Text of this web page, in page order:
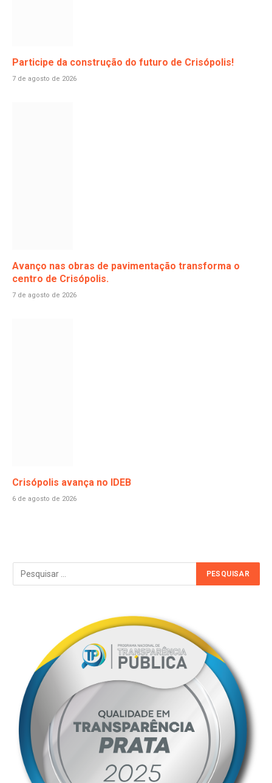
Participe da construção do futuro de Crisópolis!
7 de agosto de 2026
Avanço nas obras de pavimentação transforma o
centro de Crisópolis.
7 de agosto de 2026
Crisópolis avança no IDEB
6 de agosto de 2026